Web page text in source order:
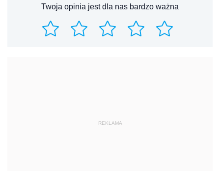
Twoja opinia jest dla nas bardzo ważna
REKLAMA